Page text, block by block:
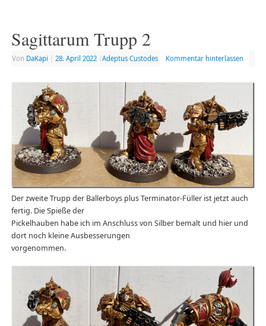
Sagittarum Trupp 2
Von DaKapi 28. April 2022 Adeptus Custodes Kommentar hinterlassen
Der zweite Trupp der Ballerboys plus Terminator-Füller ist jetzt auch
fertig. Die Spieße der
Pickelhauben habe ich im Anschluss von Silber bemalt und hier und
dort noch kleine Ausbesserungen
vorgenommen.